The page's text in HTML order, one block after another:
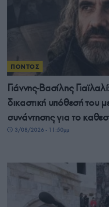
ΠΟΝΤΟΣ
Γιάννης-Βασίλης
δικαστική υπόθεσή του
συνάντησης για το
3/08/2026 - 11:50μμ